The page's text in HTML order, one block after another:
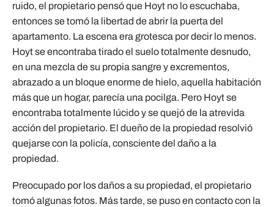
ruido, el propietario pensó que Hoyt no lo escuchaba,
entonces se tomó la libertad de abrir la puerta del
apartamento. La escena era grotesca por decir lo menos.
Hoyt se encontraba tirado el suelo totalmente desnudo,
en una mezcla de su propia sangre y excrementos,
abrazado a un bloque enorme de hielo, aquella habitación
más que un hogar, parecía una pocilga. Pero Hoyt se
encontraba totalmente lúcido y se quejó de la atrevida
acción del propietario. El dueño de la propiedad resolvió
quejarse con la policía, consciente del daño a la
propiedad.
Preocupado por los daños a su propiedad, el propietario
tomó algunas fotos. Más tarde, se puso en contacto con la